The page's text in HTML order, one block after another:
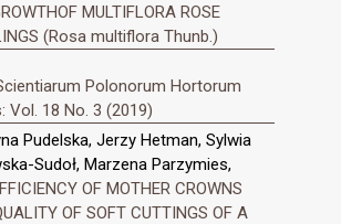
MULTIFLORA ROSE
(Rosa multiflora Thunb.)
Polonorum Hortorum
Vol. 18 No. 3 (2019)
Pudelska, Jerzy Hetman, Sylwia
Sudoł, Marzena Parzymies,
OF MOTHER CROWNS
OF SOFT CUTTINGS OF A